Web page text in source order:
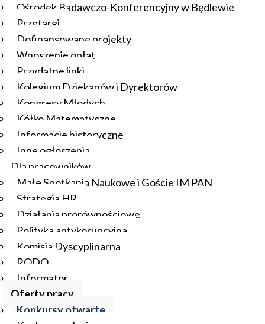
Ośrodek Badawczo-Konferencyjny w Będlewie
Przetargi
Dofinansowane projekty
Wnoszenie opłat
Przydatne linki
Kolegium Dziekanów i Dyrektorów
Kongresy Młodych
Kółko Matematyczne
Informacje historyczne
Inne ogłoszenia
Dla pracowników
Małe Spotkania Naukowe i Goście IM PAN
Strategia HR
Działania prorównościowe
Polityka antykorupcyjna
Komisja Dyscyplinarna
RODO
Informator
Oferty pracy
Konkursy otwarte